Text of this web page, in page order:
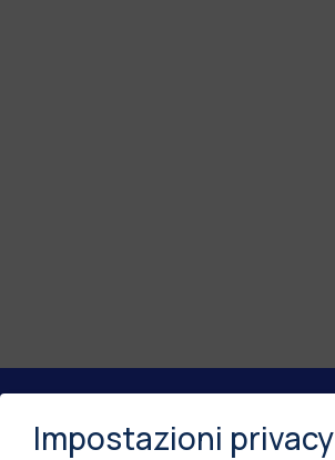
Polimi Community
Impostazioni privacy